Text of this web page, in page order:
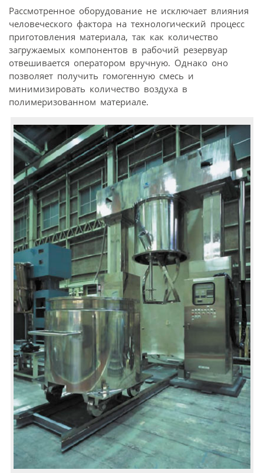
Рассмотренное оборудование не исключает влияния
человеческого фактора на технологический процесс
приготовления материала, так как количество
загружаемых компонентов в рабочий резервуар
отвешивается оператором вручную. Однако оно
позволяет получить гомогенную смесь и
минимизировать количество воздуха в
полимеризованном материале.